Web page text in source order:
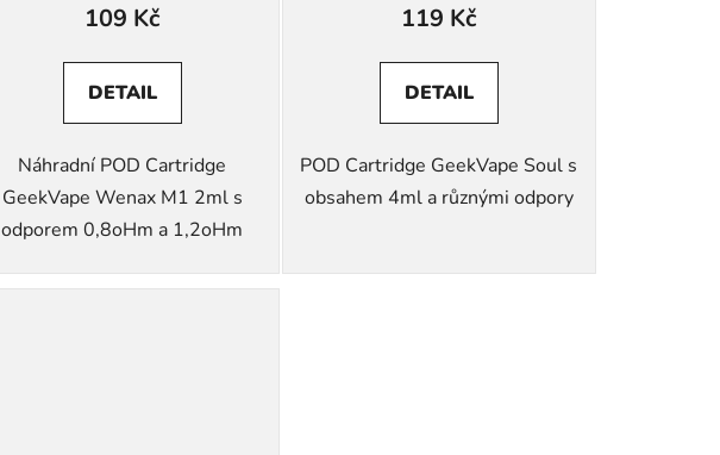
109 Kč
DETAIL
Náhradní POD Cartridge
GeekVape Wenax M1 2ml s
odporem 0,8oHm a 1,2oHm
119 Kč
DETAIL
POD Cartridge GeekVape Soul s
obsahem 4ml a různými odpory